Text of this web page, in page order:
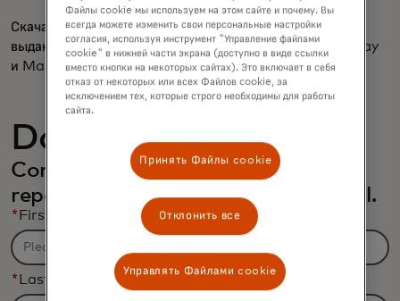
Скачайте полную историю успеха, чтобы углубиться в
выдающиеся достижения совместного успеха Worldpay
и Mastercard.
Download the report
Complete the form to receive the
report and related content via email.
*First Name
*Last Name
Файлы cookie мы используем на этом сайте и почему. Вы
всегда можете изменить свои персональные настройки
согласия, используя инструмент "Управление файлами
cookie" в нижней части экрана (доступно в виде ссылки
вместо кнопки на некоторых сайтах). Это включает в себя
отказ от некоторых или всех Файлов cookie, за
исключением тех, которые строго необходимы для работы
сайта.
Принять Файлы cookie
Отклонить все
Управлять Файлами cookie